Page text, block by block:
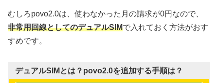
むしろpovo2.0は、使わなかった月の請求が0円なので、
非常用回線としてのデュアルSIMで入れておく方法がおす
すめです。
デュアルSIMとは？povo2.0を追加する手順は？